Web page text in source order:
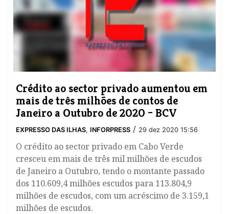
Crédito ao sector privado aumentou em
mais de três milhões de contos de
Janeiro a Outubro de 2020 – BCV
EXPRESSO DAS ILHAS, INFORPRESS / 29 dez 2020 15:56
O crédito ao sector privado em Cabo Verde
cresceu em mais de três mil milhões de escudos
de Janeiro a Outubro, tendo o montante passado
dos 110.609,4 milhões escudos para 113.804,9
milhões de escudos, com um acréscimo de 3.159,1
milhões de escudos.